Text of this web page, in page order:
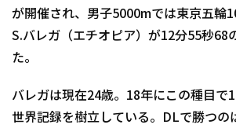
が開催され、男子5000mでは東京五輪
S.バレガ（エチオピア）が12分55秒68
た。
バレガは現在24歳。18年にこの種目で
世界記録を樹立している。DLで勝つの